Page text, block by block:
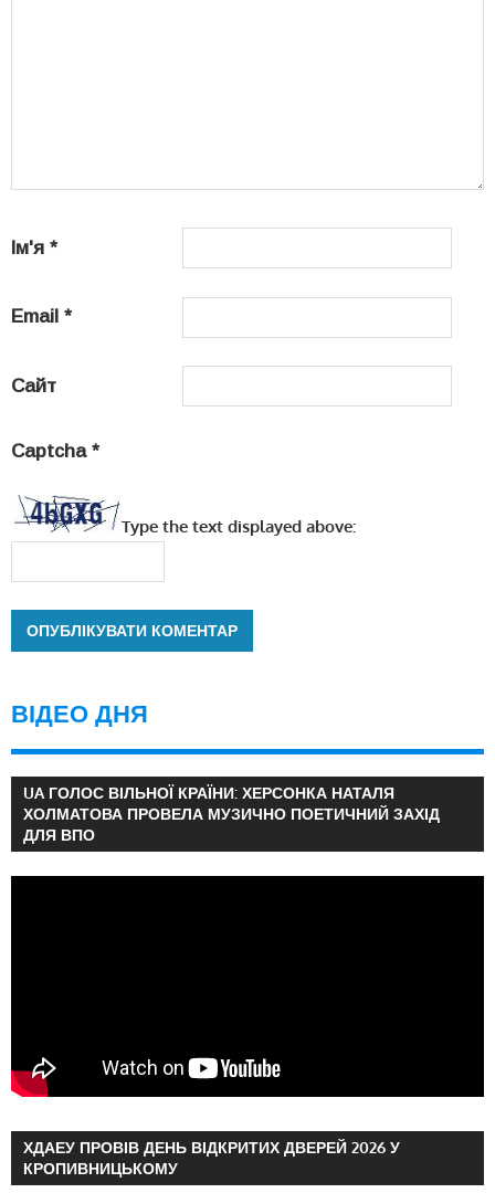
Ім'я *
Email *
Сайт
Captcha *
Type the text displayed above:
ВІДЕО ДНЯ
UA ГОЛОС ВІЛЬНОЇ КРАЇНИ: ХЕРСОНКА НАТАЛЯ
ХОЛМАТОВА ПРОВЕЛА МУЗИЧНО ПОЕТИЧНИЙ ЗАХІД
ДЛЯ ВПО
ХДАЕУ ПРОВІВ ДЕНЬ ВІДКРИТИХ ДВЕРЕЙ 2026 У
КРОПИВНИЦЬКОМУ